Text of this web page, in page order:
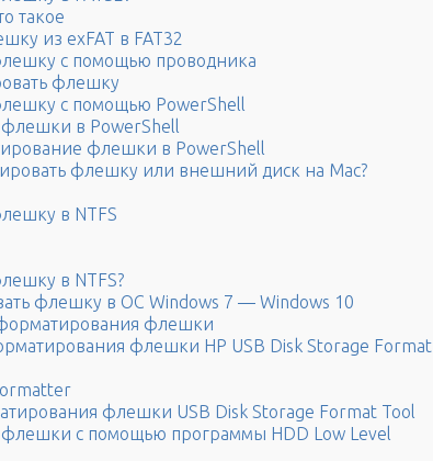
такое
из exFAT в FAT32
с помощью проводника
флешку
с помощью PowerShell
в PowerShell
флешки в PowerShell
флешку или внешний диск на Mac?
в NTFS
в NTFS?
флешку в ОС Windows 7 — Windows 10
флешки
флешки HP USB Disk Storage Format
флешки USB Disk Storage Format Tool
с помощью программы HDD Low Level